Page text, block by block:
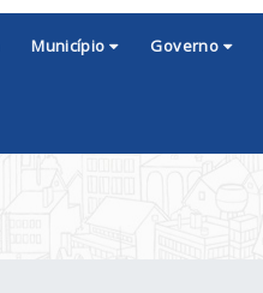
Município Governo